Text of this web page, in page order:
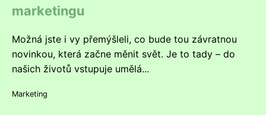
marketingu
Možná jste i vy přemýšleli, co bude tou závratnou
novinkou, která začne měnit svět. Je to tady – do
našich životů vstupuje umělá...
Marketing